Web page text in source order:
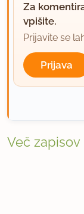
Za
vpišite.
Prijavite se
Prijava
Več